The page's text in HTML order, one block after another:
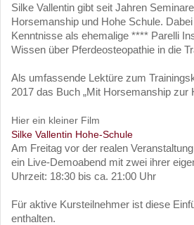
Silke Vallentin gibt seit Jahren
Horsemanship und Hohe Schule.
Kenntnisse als ehemalige **** Parelli
Wissen über Pferdeosteopathie in die
Als umfassende Lektüre zum
2017 das Buch „Mit Horsemanship zur
Hier ein kleiner Film
Silke Vallentin Hohe-Schule
Am Freitag vor der realen
ein Live-Demoabend mit zwei ihrer
Uhrzeit: 18:30 bis ca. 21:00 Uhr
Für aktive Kursteilnehmer ist diese
enthalten.